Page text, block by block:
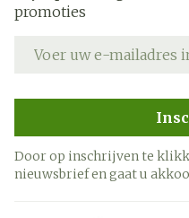
promoties
Door op inschrijven te
nieuwsbrief en gaat u